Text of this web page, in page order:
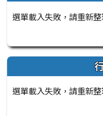
選單載入失敗，請重新整
選單載入失敗，請重新整